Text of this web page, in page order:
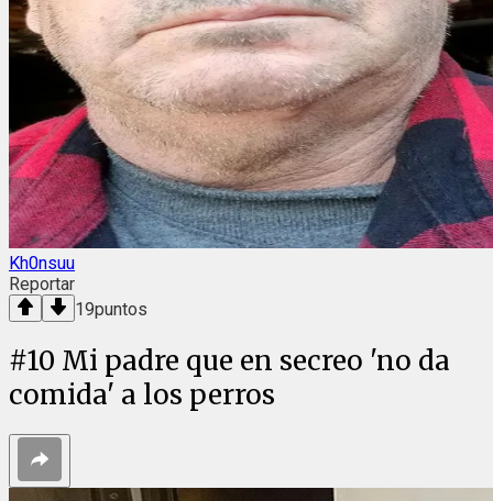
Kh0nsuu
Reportar
19puntos
#10 Mi padre que en secreo 'no da
comida' a los perros